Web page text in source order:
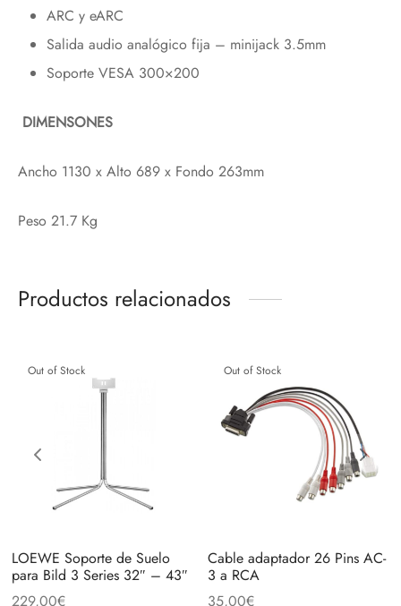
ARC y eARC
Salida audio analógico fija – minijack 3.5mm
Soporte VESA 300×200
DIMENSONES
Ancho 1130 x Alto 689 x Fondo 263mm
Peso 21.7 Kg
Productos relacionados
Out of Stock
LOEWE Soporte de Suelo
para Bild 3 Series 32″ – 43″
229,00€
Out of Stock
Cable adaptador 26 Pins AC-
3 a RCA
35,00€